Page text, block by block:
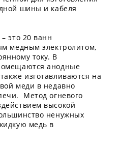
шины и кабеля
это 20 ванн
медным электролитом,
току. В
анодные
изготавливаются на
меди в недавно
Метод огневого
высокой
ненужных
медь в